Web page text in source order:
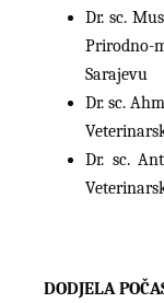
Dr. sc.
Sarajevu
Dr. sc.
Dr. sc.
DODJELA